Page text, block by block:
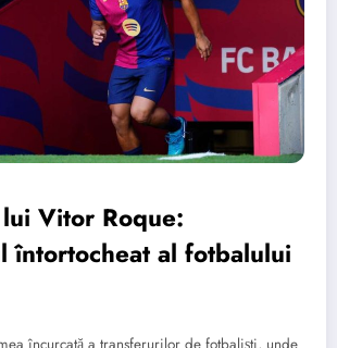
Vitor Roque:
întortocheat al fotbalului